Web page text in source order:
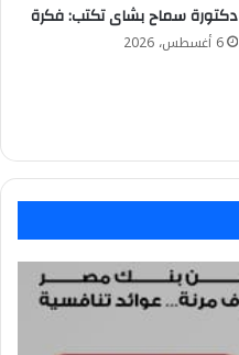
دكتورة سماح بشاى تكتب: فكرة
6 أغسطس، 2026